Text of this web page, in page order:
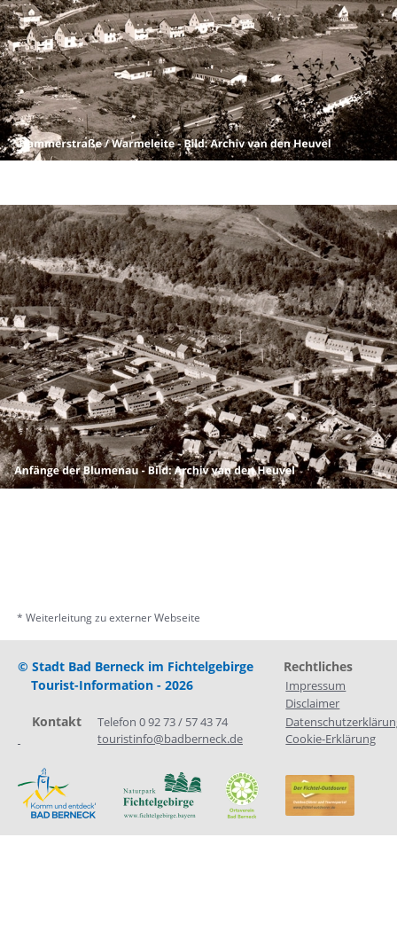
© Stadt Bad Berneck im Fichtelgebirge
Rechtliches
Tourist-Information - 2026
Impressum
Disclaimer
    Kontakt
Telefon 0 92 73 / 57 43 74
touristinfo@badberneck.de
Cookie-Erklärung
* Weiterleitung zu externer Webseite